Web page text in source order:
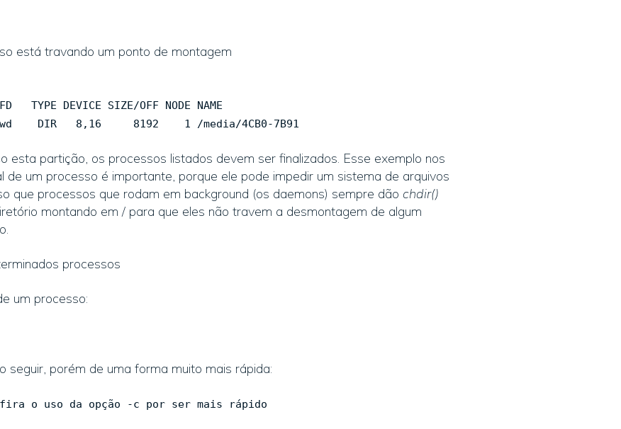
está travando um ponto de montagem
DEVICE SIZE/OFF NODE NAME
DIR 8,16 8192 1 /media/4CB0-7B91
esta partição, os processos listados devem ser finalizados. Esse exemplo nos
de um processo é importante, porque ele pode impedir um sistema de arquivos
que processos que rodam em background (os daemons) sempre dão chdir()
montando em / para que eles não travem a desmontagem de algum
processos
um processo:
seguir, porém de uma forma muito mais rápida:
o uso da opção -c por ser mais rápido